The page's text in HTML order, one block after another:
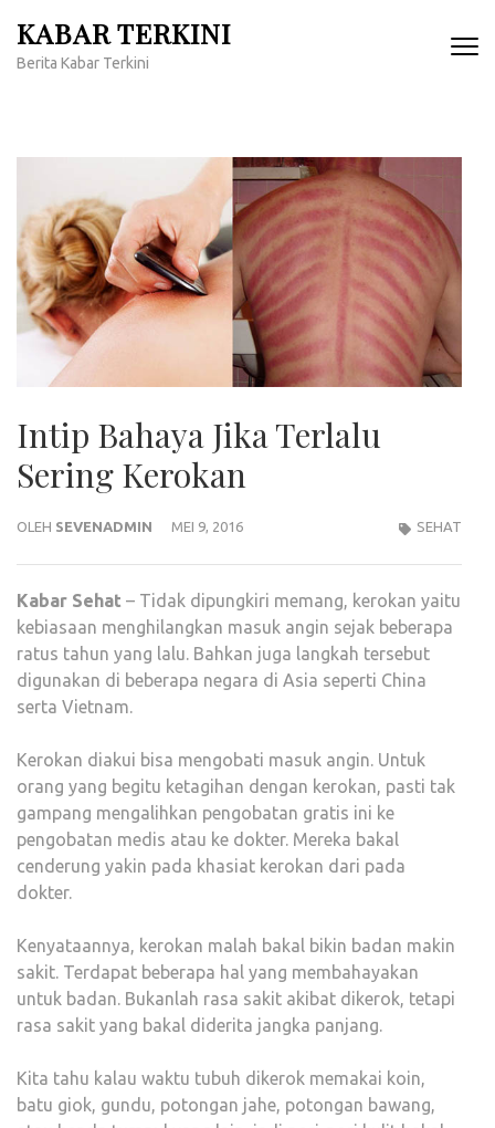
konten
KABAR TERKINI
Berita Kabar Terkini
Intip Bahaya Jika Terlalu
Sering Kerokan
OLEH SEVENADMIN MEI 9, 2016 SEHAT
Kabar Sehat – Tidak dipungkiri memang, kerokan yaitu
kebiasaan menghilangkan masuk angin sejak beberapa
ratus tahun yang lalu. Bahkan juga langkah tersebut
digunakan di beberapa negara di Asia seperti China
serta Vietnam.
Kerokan diakui bisa mengobati masuk angin. Untuk
orang yang begitu ketagihan dengan kerokan, pasti tak
gampang mengalihkan pengobatan gratis ini ke
pengobatan medis atau ke dokter. Mereka bakal
cenderung yakin pada khasiat kerokan dari pada
dokter.
Kenyataannya, kerokan malah bakal bikin badan makin
sakit. Terdapat beberapa hal yang membahayakan
untuk badan. Bukanlah rasa sakit akibat dikerok, tetapi
rasa sakit yang bakal diderita jangka panjang.
Kita tahu kalau waktu tubuh dikerok memakai koin,
batu giok, gundu, potongan jahe, potongan bawang,